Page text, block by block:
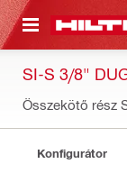
TARTALOMRA
SI-S 3/8"
Összekötő rész
Konfigurátor